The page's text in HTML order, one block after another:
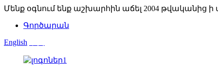
Մենք օգնում ենք աշխարհին աճել 2004 թվականից ի
Գործարան
English